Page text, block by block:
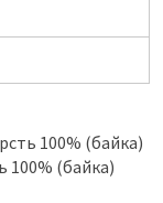
100% (байка)
100% (байка)